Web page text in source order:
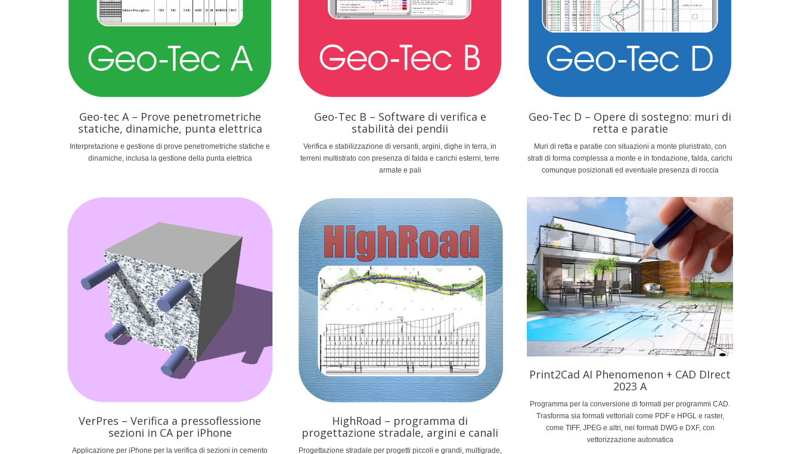
Geo-tec A – Prove penetrometriche
statiche, dinamiche, punta elettrica
Interpretazione e gestione di prove penetrometriche statiche e
dinamiche, inclusa la gestione della punta elettrica
Geo-Tec B – Software di verifica e
stabilità dei pendii
Verifica e stabilizzazione di versanti, argini, dighe in terra, in
terreni multistrato con presenza di falda e carichi esterni, terre
armate e pali
Geo-Tec D – Opere di sostegno: muri di
retta e paratie
Muri di retta e paratie con situazioni a monte pluristrato, con
strati di forma complessa a monte e in fondazione, falda, carichi
comunque posizionati ed eventuale presenza di roccia
VerPres – Verifica a pressoflessione
sezioni in CA per iPhone
Applicazione per iPhone per la verifica di sezioni in cemento
HighRoad – programma di
progettazione stradale, argini e canali
Progettazione stradale per progetti piccoli e grandi, multigrade,
Print2Cad AI Phenomenon + CAD DIrect
2023 A
Programma per la conversione di formati per programmi CAD.
Trasforma sia formati vettoriali come PDF e HPGL e raster,
come TIFF, JPEG e altri, nei formati DWG e DXF, con
vettorizzazione automatica